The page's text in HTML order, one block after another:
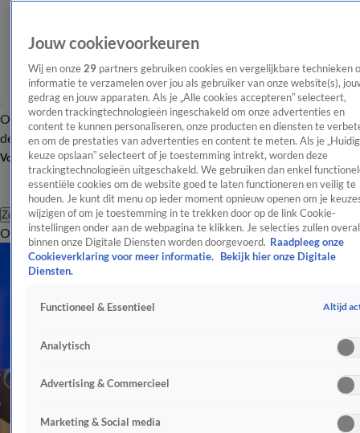
OverzichtAfleveringen Entertainment TV Algemeen
Tip
de redactieNieuwsbrief
Volg Shownieuws
Zoeken
OverzichtEntertainmentSpraakmakendRealityCrimeVideo's
Jouw cookievoorkeuren
Wij en onze 29 partners gebruiken cookies en vergelijkbare technieken
informatie te verzamelen over jou als gebruiker van onze website(s),
gedrag en jouw apparaten. Als je „Alle cookies accepteren” selecteert,
worden trackingtechnologieën ingeschakeld om onze advertenties en
content te kunnen personaliseren, onze producten en diensten te
en om de prestaties van advertenties en content te meten. Als je
keuze opslaan” selecteert of je toestemming intrekt, worden deze
trackingtechnologieën uitgeschakeld. We gebruiken dan enkel
essentiële cookies om de website goed te laten functioneren en veilig te
houden. Je kunt dit menu op ieder moment opnieuw openen om je
wijzigen of om je toestemming in te trekken door op de link Cookie-
instellingen onder aan de webpagina te klikken. Je selecties zullen overal
binnen onze Digitale Diensten worden doorgevoerd. Raadpleeg onze
Cookieverklaring voor meer informatie.
Bekijk hier onze Digitale
Diensten.
Functioneel & Essentieel Altijd
Analytisch
Advertising & Commercieel
Marketing & Social media